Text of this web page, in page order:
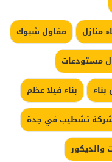
منازل
مقاول شبوك
مستودعات
بناء فيلا عظم
تشطيب في جدة
والديكور